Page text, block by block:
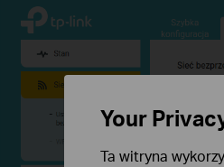
Your
Ta witryna